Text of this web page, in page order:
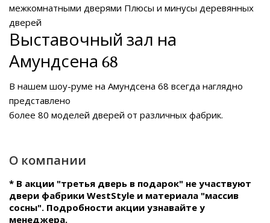
межкомнатными дверями Плюсы и минусы деревянных
дверей
Выставочный зал на
Амундсена 68
В нашем шоу-руме на Амундсена 68 всегда наглядно
представлено
более 80 моделей дверей от различных фабрик.
О компании
* В акции "третья дверь в подарок" не участвуют
двери фабрики WestStyle и материала "массив
сосны". Подробности акции узнавайте у
менеджера.